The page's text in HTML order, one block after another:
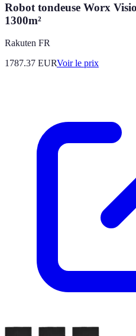
Robot tondeuse Worx
1300m²
Rakuten FR
1787.37 EURVoir le prix